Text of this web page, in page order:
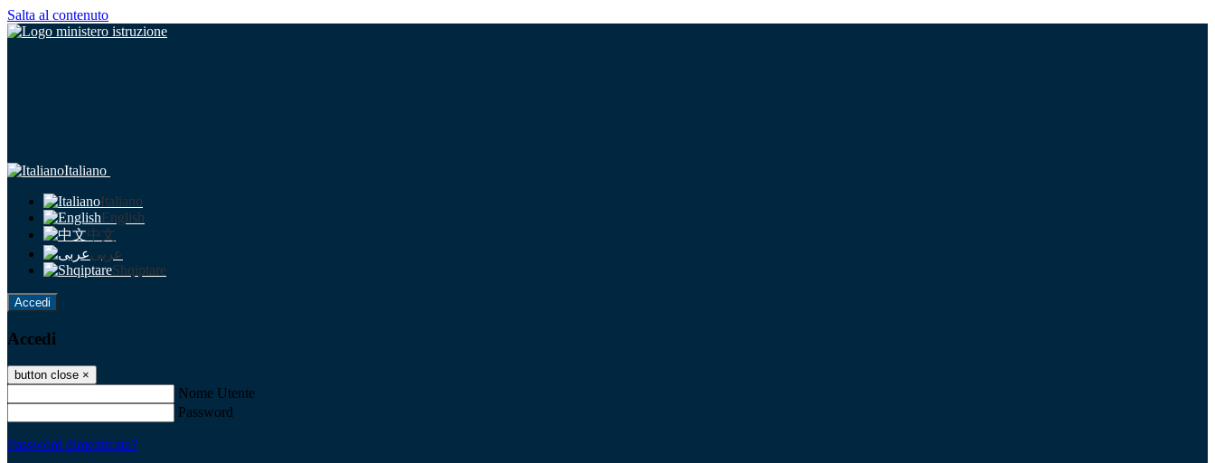
Salta al contenuto
Italiano
Italiano
English
中文
عربى
Shqiptare
Accedi
Accedi
button close ×
Nome Utente
Password
Password dimenticata?